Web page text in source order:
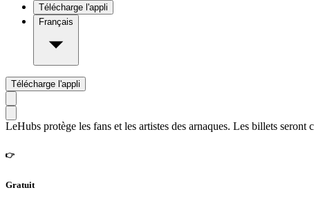
Télécharge l'appli
Français
Télécharge l'appli
LeHubs protège les fans et les artistes des arnaques. Les billets seront
👉
Gratuit